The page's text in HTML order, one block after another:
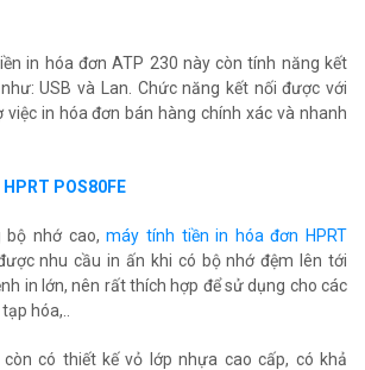
in hóa đơn ATP 230 này còn tính năng kết
USB và Lan. Chức năng kết nối được với
việc in hóa đơn bán hàng chính xác và nhanh
POS80FE
bộ nhớ cao,máy tính tiền in hóa đơn HPRT
nhu cầu in ấn khi có bộ nhớ đệm lên tới
in lớn, nên rất thích hợp để sử dụng cho các
hóa,..
có thiết kế vỏ lớp nhựa cao cấp, có khả